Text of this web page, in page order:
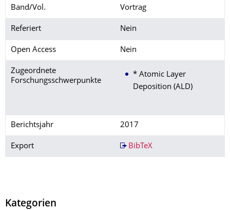
Band/Vol. Vortrag
Referiert Nein
Open Access Nein
Zugeordnete
Forschungsschwerpunkte
* Atomic Layer
Deposition (ALD)
Berichtsjahr 2017
Export BibTeX
Kategorien